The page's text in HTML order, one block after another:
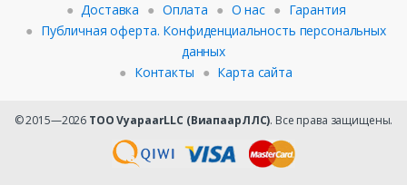
Доставка Оплата О нас
Гарантия
Публичная оферта. Конфиденциальность персональных
данных
Контакты
Карта сайта
© 2015—2026 ТОО VyapaarLLC (ВиапаарЛЛС). Все права защищены.